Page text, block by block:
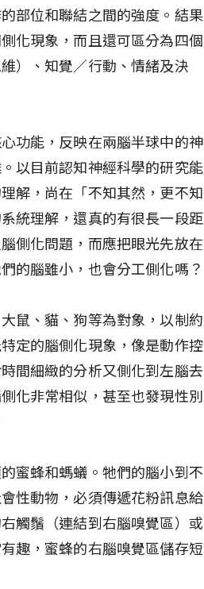
部位和聯結之間的強度。結果
化現象，而且還可區分為四個
）、知覺／行動、情緒及決
功能，反映在兩腦半球中的神
以目前認知神經科學的研究能
解，尚在「不知其然，更不知
統理解，還真的有很長一段距
側化問題，而應把眼光先放在
的腦雖小，也會分工側化嗎？
鼠、貓、狗等為對象，以制約
定的腦側化現象，像是動作控
間細緻的分析又側化到左腦去
化非常相似，甚至也發現性別
蜜蜂和螞蟻。牠們的腦小到不
性動物，必須傳遞花粉訊息給
觸鬚（連結到右腦嗅覺區）或
趣，蜜蜂的右腦嗅覺區儲存短